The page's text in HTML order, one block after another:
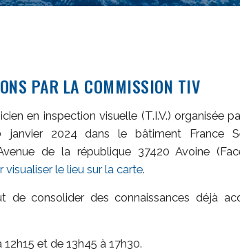
PAR LA COMMISSION TIV
en inspection visuelle (T.I.V.) organisée
2024 dans le bâtiment France
de la république 37420 Avoine
visualiser le lieu sur la carte.
consolider des connaissances déjà
et de 13h45 à 17h30.